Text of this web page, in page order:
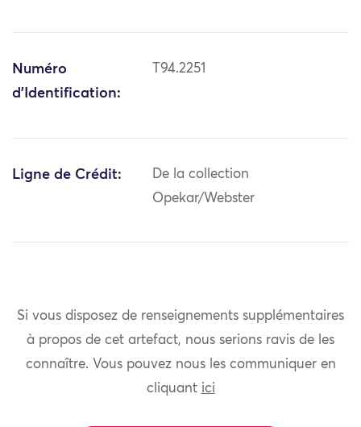
Numéro
d'Identification:
T94.2251
Ligne de Crédit:
De la collection
Opekar/Webster
Si vous disposez de renseignements supplémentaires
à propos de cet artefact, nous serions ravis de les
connaître. Vous pouvez nous les communiquer en
cliquant ici